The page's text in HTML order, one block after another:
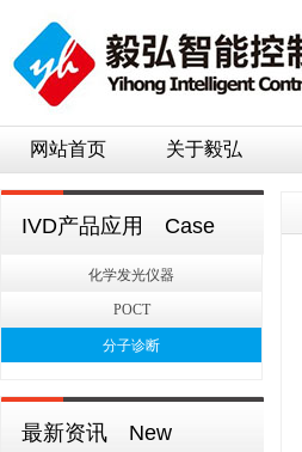
网站首页 关于毅弘
IVD产品应用 Case
最新资讯 New
化学发光仪器
POCT
分子诊断